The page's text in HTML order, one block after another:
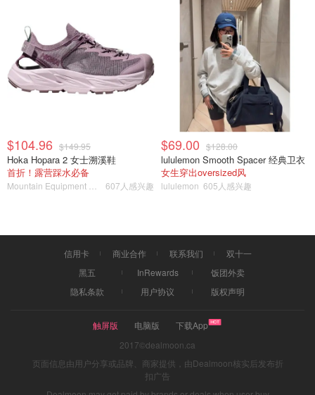
$104.96 $149.95
Hoka Hopara 2 女士溯溪鞋
首折！露营踩水必备
607人感兴趣
$69.00 $128.00
lululemon Smooth Spacer 经典卫衣
女生穿出oversized风
lululemon 605人感兴趣
信用卡 商业合作 联系我们
双十一
黑五
InRewards
饭团外卖
隐私条款
用户协议 版权声明
触屏版 电脑版
下载App
2017©dealmoon.ca
页面信息由用户分享或品牌、商家提供，由Dealmoon核实后发布折
扣广告